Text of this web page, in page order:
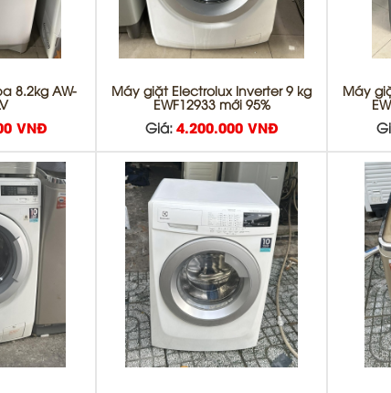
8.2kg AW-
VNĐ
Máy giặt Electrolux Inverter 9 kg
EWF12933 mới 95%
Giá: 4.200.000 VNĐ
Máy